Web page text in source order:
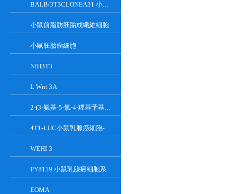
BALB/3T3CLONEA31 小鼠胚胎成纖維細胞
小鼠前脂肪胚胎成纖維細胞
小鼠胚胎瘤細胞
NIH3T3
L Wnt 3A
2-(3-氨基-5-氯-4-羥基芐基)-1H-異吲哚-1,3(2H)-二酮
4T1-LUC小鼠乳腺癌細胞-熒光素酶標記
WEHI-3
PY8119 小鼠乳腺癌細胞系
EOMA